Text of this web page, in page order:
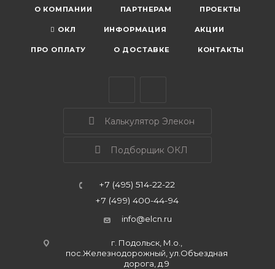
О КОМПАНИИ ПАРТНЕРАМ ПРОЕКТЫ
ОКЛ ИНФОРМАЦИЯ АКЦИИ
ПРО ОПЛАТУ О ДОСТАВКЕ КОНТАКТЫ
Калькулятор Элекон
Подборщик ОКЛ
+7 (495) 514-22-22
+7 (499) 400-44-94
info@elcn.ru
г. Подольск, М.о.,
пос.Железнодорожный, ул.Объездная
дорога, д.9